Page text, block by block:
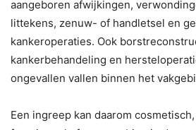
aangeboren afwijkingen,
littekens, zenuw- of handletsel en
kankeroperaties. Ook
kankerbehandeling en
ongevallen vallen binnen het
Een ingreep kan daarom